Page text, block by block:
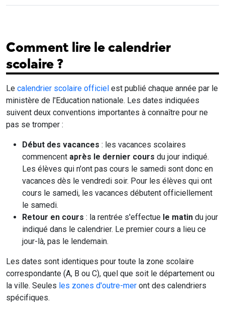
Comment lire le calendrier
scolaire ?
Le calendrier scolaire officiel est publié chaque année par le
ministère de l'Education nationale. Les dates indiquées
suivent deux conventions importantes à connaître pour ne
pas se tromper :
Début des vacances : les vacances scolaires
commencent après le dernier cours du jour indiqué.
Les élèves qui n'ont pas cours le samedi sont donc en
vacances dès le vendredi soir. Pour les élèves qui ont
cours le samedi, les vacances débutent officiellement
le samedi.
Retour en cours : la rentrée s'effectue le matin du jour
indiqué dans le calendrier. Le premier cours a lieu ce
jour-là, pas le lendemain.
Les dates sont identiques pour toute la zone scolaire
correspondante (A, B ou C), quel que soit le département ou
la ville. Seules les zones d'outre-mer ont des calendriers
spécifiques.